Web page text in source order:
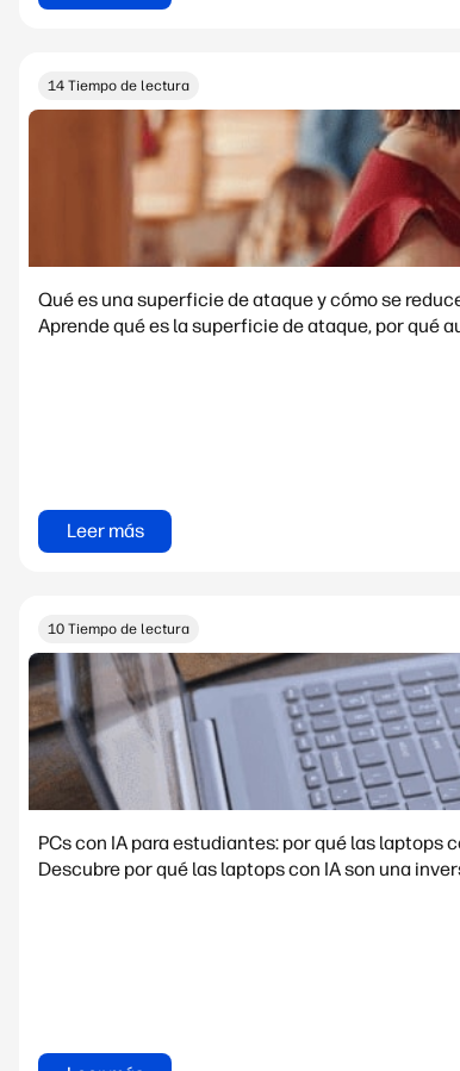
14 Tiempo de lectura
Qué es una superficie de ataque y cómo se
Aprende qué es la superficie de ataque, por qué
Leer más
10 Tiempo de lectura
PCs con IA para estudiantes: por qué las laptops
Descubre por qué las laptops con IA son una